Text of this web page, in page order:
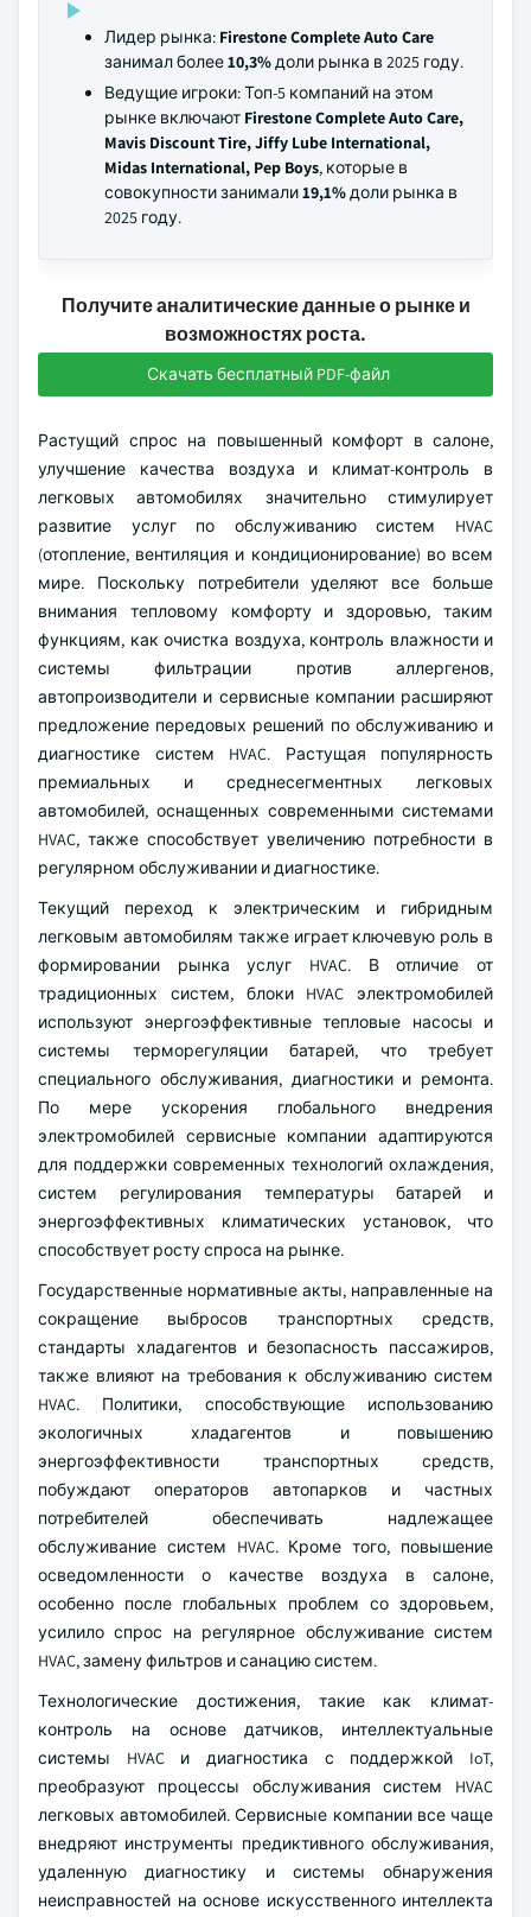
Лидер рынка: Firestone Complete Auto Care
занимал более10,3%доли рынка в 2025 году.
Ведущие игроки: Топ-5 компаний на этом
рынке включают Firestone Complete Auto Care,
Mavis Discount Tire, Jiffy Lube International,
Midas International, Pep Boys, которые в
совокупности занимали19,1%доли рынка в
2025 году.
Получите аналитические данные о рынке и
возможностях роста.
Скачать бесплатный PDF-файл
Растущий спрос на повышенный комфорт в салоне,
улучшение качества воздуха и климат-контроль в
легковых автомобилях значительно стимулирует
развитие услуг по обслуживанию систем HVAC
(отопление, вентиляция и кондиционирование) во всем
мире. Поскольку потребители уделяют все больше
внимания тепловому комфорту и здоровью, таким
функциям, как очистка воздуха, контроль влажности и
системы фильтрации против аллергенов,
автопроизводители и сервисные компании расширяют
предложение передовых решений по обслуживанию и
диагностике систем HVAC. Растущая популярность
премиальных и среднесегментных легковых
автомобилей, оснащенных современными системами
HVAC, также способствует увеличению потребности в
регулярном обслуживании и диагностике.
Текущий переход к электрическим и гибридным
легковым автомобилям также играет ключевую роль в
формировании рынка услуг HVAC. В отличие от
традиционных систем, блоки HVAC электромобилей
используют энергоэффективные тепловые насосы и
системы терморегуляции батарей, что требует
специального обслуживания, диагностики и ремонта.
По мере ускорения глобального внедрения
электромобилей сервисные компании адаптируются
для поддержки современных технологий охлаждения,
систем регулирования температуры батарей и
энергоэффективных климатических установок, что
способствует росту спроса на рынке.
Государственные нормативные акты, направленные на
сокращение выбросов транспортных средств,
стандарты хладагентов и безопасность пассажиров,
также влияют на требования к обслуживанию систем
HVAC. Политики, способствующие использованию
экологичных хладагентов и повышению
энергоэффективности транспортных средств,
побуждают операторов автопарков и частных
потребителей обеспечивать надлежащее
обслуживание систем HVAC. Кроме того, повышение
осведомленности о качестве воздуха в салоне,
особенно после глобальных проблем со здоровьем,
усилило спрос на регулярное обслуживание систем
HVAC, замену фильтров и санацию систем.
Технологические достижения, такие как климат-
контроль на основе датчиков, интеллектуальные
системы HVAC и диагностика с поддержкой IoT,
преобразуют процессы обслуживания систем HVAC
легковых автомобилей. Сервисные компании все чаще
внедряют инструменты предиктивного обслуживания,
удаленную диагностику и системы обнаружения
неисправностей на основе искусственного интеллекта